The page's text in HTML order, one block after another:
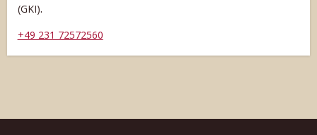
(GKI).
+49 231 72572560